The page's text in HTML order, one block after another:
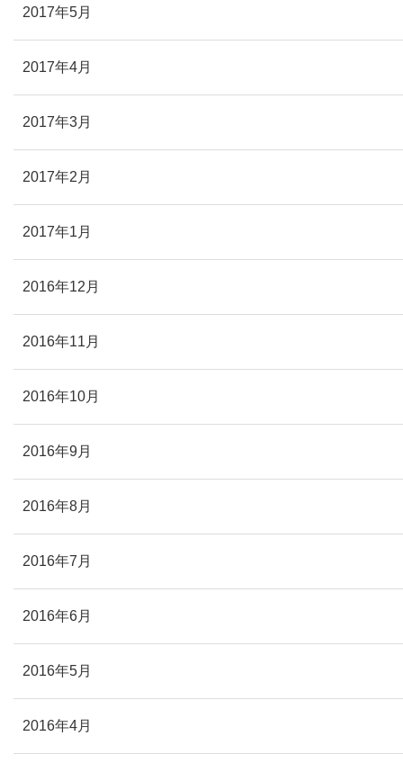
2017年5月
2017年4月
2017年3月
2017年2月
2017年1月
2016年12月
2016年11月
2016年10月
2016年9月
2016年8月
2016年7月
2016年6月
2016年5月
2016年4月